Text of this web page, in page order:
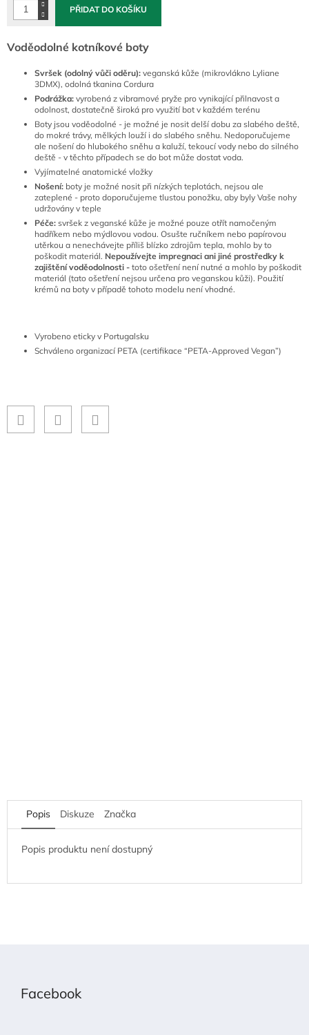
PŘIDAT DO KOŠÍKU
Voděodolné kotníkové boty
Svršek (odolný vůči oděru): veganská kůže (mikrovlákno Lyliane
3DMX), odolná tkanina Cordura
Podrážka: vyrobená z vibramové pryže pro vynikající přilnavost a
odolnost, dostatečně široká pro využití bot v každém terénu
Boty jsou voděodolné - je možné je nosit delší dobu za slabého deště,
do mokré trávy, mělkých louží i do slabého sněhu. Nedoporučujeme
ale nošení do hlubokého sněhu a kaluží, tekoucí vody nebo do silného
deště - v těchto případech se do bot může dostat voda.
Vyjímatelné anatomické vložky
Nošení: boty je možné nosit při nízkých teplotách, nejsou ale
zateplené - proto doporučujeme tlustou ponožku, aby byly Vaše nohy
udržovány v teple
Péče: svršek z veganské kůže je možné pouze otřít namočeným
hadříkem nebo mýdlovou vodou. Osušte ručníkem nebo papírovou
utěrkou a nenechávejte příliš blízko zdrojům tepla, mohlo by to
poškodit materiál. Nepoužívejte impregnaci ani jiné prostředky k
zajištění voděodolnosti - toto ošetření není nutné a mohlo by poškodit
materiál (tato ošetření nejsou určena pro veganskou kůži). Použití
krémů na boty v případě tohoto modelu není vhodné.
Vyrobeno eticky v Portugalsku
Schváleno organizací PETA (certifikace “PETA-Approved Vegan”)
Popis Diskuze Značka
Popis produktu není dostupný
Facebook